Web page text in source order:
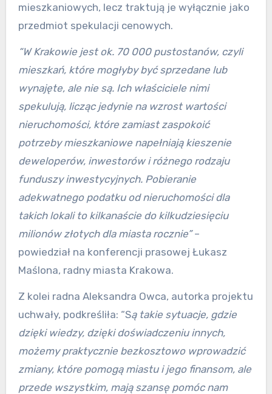
mieszkaniowych, lecz traktują je wyłącznie jako
przedmiot spekulacji cenowych.
“W Krakowie jest ok. 70 000 pustostanów, czyli
mieszkań, które mogłyby być sprzedane lub
wynajęte, ale nie są. Ich właściciele nimi
spekulują, licząc jedynie na wzrost wartości
nieruchomości, które zamiast zaspokoić
potrzeby mieszkaniowe napełniają kieszenie
deweloperów, inwestorów i różnego rodzaju
funduszy inwestycyjnych. Pobieranie
adekwatnego podatku od nieruchomości dla
takich lokali to kilkanaście do kilkudziesięciu
milionów złotych dla miasta rocznie”–
powiedział na konferencji prasowej Łukasz
Maślona, radny miasta Krakowa.
Z kolei radna Aleksandra Owca, autorka projektu
uchwały, podkreśliła: “Są takie sytuacje, gdzie
dzięki wiedzy, dzięki doświadczeniu innych,
możemy praktycznie bezkosztowo wprowadzić
zmiany, które pomogą miastu i jego finansom, ale
przede wszystkim, mają szansę pomóc nam